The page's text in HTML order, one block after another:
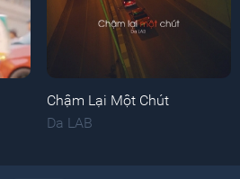
Chậm Lại Một Chút
Da LAB